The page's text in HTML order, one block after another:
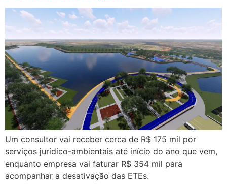
Um consultor vai receber cerca de R$ 175 mil por
serviços jurídico-ambientais até início do ano que vem,
enquanto empresa vai faturar R$ 354 mil para
acompanhar a desativação das ETEs.